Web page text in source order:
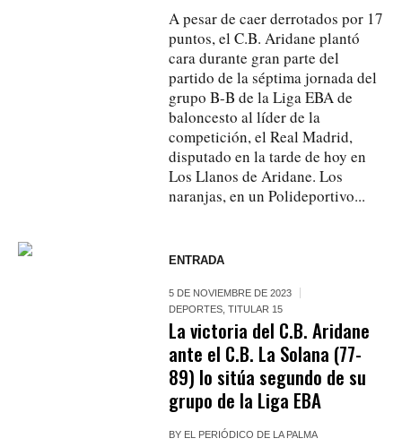
A pesar de caer derrotados por 17
puntos, el C.B. Aridane plantó
cara durante gran parte del
partido de la séptima jornada del
grupo B-B de la Liga EBA de
baloncesto al líder de la
competición, el Real Madrid,
disputado en la tarde de hoy en
Los Llanos de Aridane. Los
naranjas, en un Polideportivo...
ENTRADA
5 DE NOVIEMBRE DE 2023
DEPORTES ,TITULAR 15
La victoria del C.B. Aridane
ante el C.B. La Solana (77-
89) lo sitúa segundo de su
grupo de la Liga EBA
BY EL PERIÓDICO DE LA PALMA